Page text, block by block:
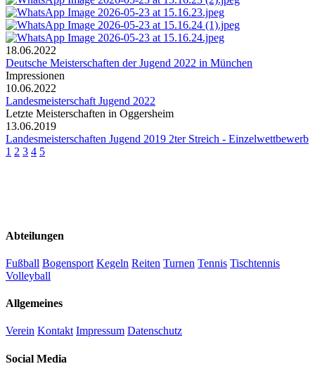
18.06.2022
Deutsche Meisterschaften der Jugend 2022 in München
Impressionen
10.06.2022
Landesmeisterschaft Jugend 2022
Letzte Meisterschaften in Oggersheim
13.06.2019
Landesmeisterschaften Jugend 2019 2ter Streich - Einzelwettbewerb
1 2 3 4 5
Abteilungen
Fußball Bogensport Kegeln Reiten Turnen Tennis Tischtennis
Volleyball
Allgemeines
Verein Kontakt Impressum Datenschutz
Social Media